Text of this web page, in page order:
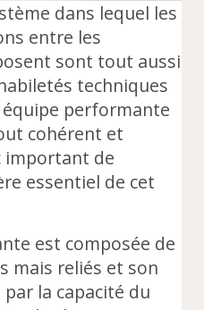
dans lequel les
entre les
sont tout aussi
techniques
équipe performante
cohérent et
important de
essentiel de cet
est composée de
mais reliés et son
la capacité du